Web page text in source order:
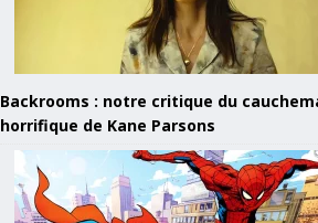
Backrooms : notre critique du
horrifique de Kane Parsons